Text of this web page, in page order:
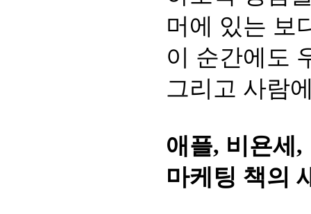
머에 있는 보
이 순간에도
그리고 사람
애플, 비욘세
마케팅 책의